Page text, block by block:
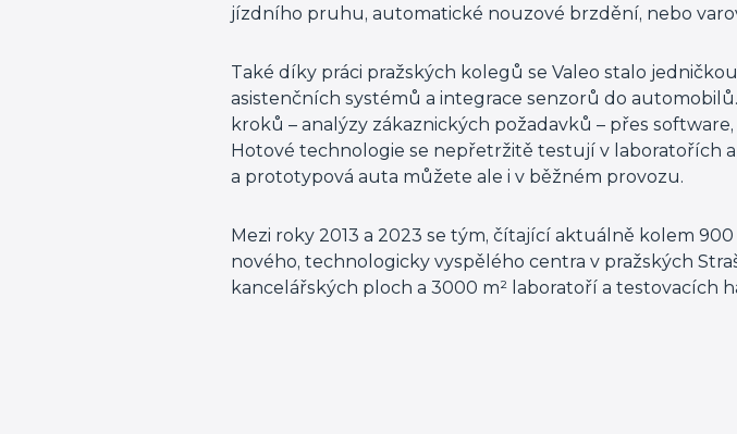
jízdního pruhu, automatické nouzové brzdění, nebo
Také díky práci pražských kolegů se Valeo stalo
asistenčních systémů a integrace senzorů do
kroků – analýzy zákaznických požadavků – přes
Hotové technologie se nepřetržitě testují v laboratořích a
a prototypová auta můžete ale i v běžném provozu.
Mezi roky 2013 a 2023 se tým, čítající aktuálně kolem
nového, technologicky vyspělého centra v pražských
kancelářských ploch a 3000 m² laboratoří a testovacích